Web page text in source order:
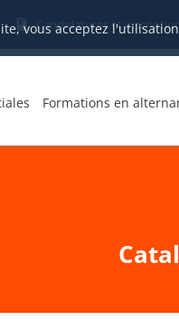
vous acceptez
Candidatures et
Formations en